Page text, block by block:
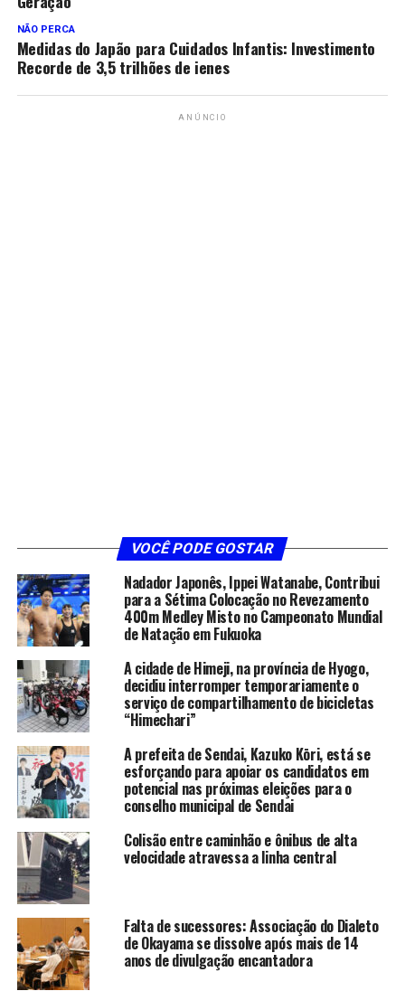
NÃO PERCA
Medidas do Japão para Cuidados Infantis: Investimento
Recorde de 3,5 trilhões de ienes
ANÚNCIO
VOCÊ PODE GOSTAR
Nadador Japonês, Ippei Watanabe, Contribui
para a Sétima Colocação no Revezamento
400m Medley Misto no Campeonato Mundial
de Natação em Fukuoka
A cidade de Himeji, na província de Hyogo,
decidiu interromper temporariamente o
serviço de compartilhamento de bicicletas
“Himechari”
A prefeita de Sendai, Kazuko Kōri, está se
esforçando para apoiar os candidatos em
potencial nas próximas eleições para o
conselho municipal de Sendai
Colisão entre caminhão e ônibus de alta
velocidade atravessa a linha central
Falta de sucessores: Associação do Dialeto
de Okayama se dissolve após mais de 14
anos de divulgação encantadora